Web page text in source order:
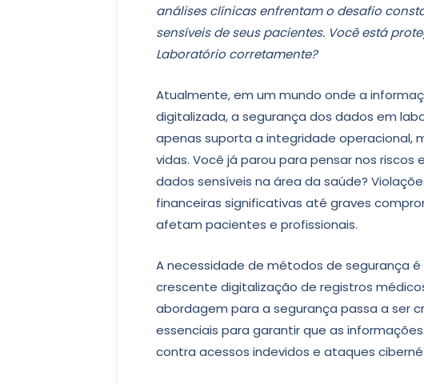
análises clínicas enfrentam o desafio
sensíveis de seus pacientes. Você está
Laboratório corretamente?
Atualmente, em um mundo onde a
digitalizada, a segurança dos dados em
apenas suporta a integridade operacional,
vidas. Você já parou para pensar nos
dados sensíveis na área da saúde?
financeiras significativas até graves
afetam pacientes e profissionais.
A necessidade de métodos de segurança
crescente digitalização de registros
abordagem para a segurança passa a ser
essenciais para garantir que as
contra acessos indevidos e ataques